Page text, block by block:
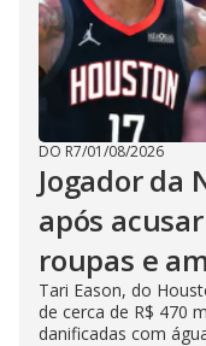
DO R7/01/08/2026
Jogador da
após
roupas e
Tari Eason, do
de cerca de R$ 470
danificadas com